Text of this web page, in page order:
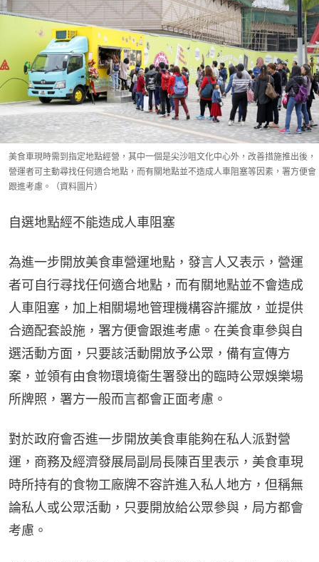
美食車現時需到指定地點經營，其中一個是尖沙咀文化中心外，改善措施推出後，
營運者可主動尋找任何適合地點，而有關地點並不造成人車阻塞等因素，署方便會
跟進考慮。（資料圖片）
自選地點經不能造成人車阻塞
為進一步開放美食車營運地點，發言人又表示，營運
者可自行尋找任何適合地點，而有關地點並不會造成
人車阻塞，加上相關場地管理機構容許擺放，並提供
合適配套設施，署方便會跟進考慮。在美食車參與自
選活動方面，只要該活動開放予公眾，備有宣傳方
案，並領有由食物環境衞生署發出的臨時公眾娛樂場
所牌照，署方一般而言都會正面考慮。
對於政府會否進一步開放美食車能夠在私人派對營
運，商務及經濟發展局副局長陳百里表示，美食車現
時所持有的食物工廠牌不容許進入私人地方，但稱無
論私人或公眾活動，只要開放給公眾參與，局方都會
考慮。